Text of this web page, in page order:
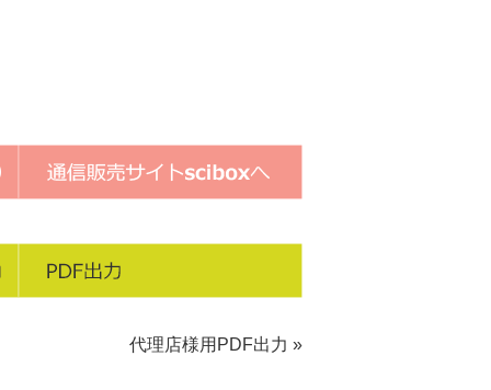
代理店様用PDF出力 »